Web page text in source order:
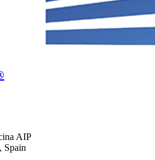
AIP
Spain